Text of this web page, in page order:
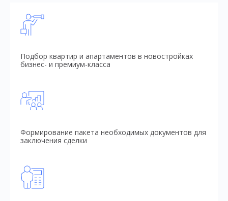
Подбор квартир и апартаментов в новостройках
бизнес- и премиум-класса
Формирование пакета необходимых документов для
заключения сделки